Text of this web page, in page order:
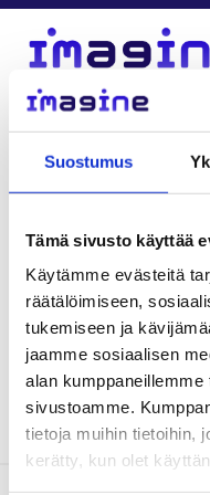
Suostumus
Tämä sivusto käyttää
Käytämme evästeitä
räätälöimiseen,
tukemiseen ja
jaamme sosiaalisen
alan
sivustoamme.
tietoja muihin tietoihin,
kerätty, kun olet
+358
Kirjoittajan